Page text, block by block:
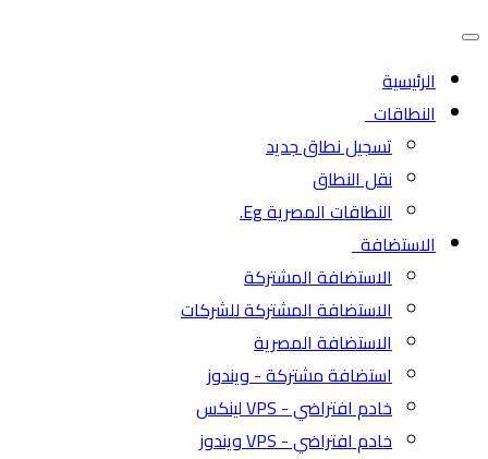
الرئيسية
النطاقات
تسجيل نطاق جديد
نقل النطاق
النطاقات المصرية Eg.
الاستضافة
الاستضافة المشتركة
الاستضافة المشتركة للشركات
الاستضافة المصرية
استضافة مشتركة - ويندوز
خادم افتراضي - VPS لينكس
خادم افتراضي - VPS ويندوز